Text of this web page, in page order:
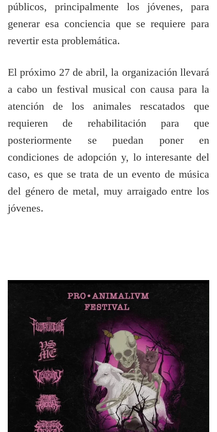
públicos, principalmente los jóvenes, para
generar esa conciencia que se requiere para
revertir esta problemática.
El próximo 27 de abril, la organización llevará
a cabo un festival musical con causa para la
atención de los animales rescatados que
requieren de rehabilitación para que
posteriormente se puedan poner en
condiciones de adopción y, lo interesante del
caso, es que se trata de un evento de música
del género de metal, muy arraigado entre los
jóvenes.